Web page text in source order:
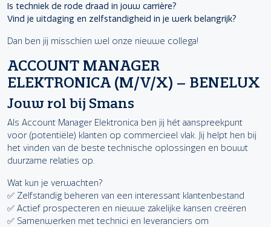
Is techniek de rode draad in jouw carrière?
Vind je uitdaging en zelfstandigheid in je werk belangrijk?
Dan ben jij misschien wel onze nieuwe collega!
ACCOUNT MANAGER
ELEKTRONICA (M/V/X) – BENELUX
Jouw rol bij Smans
Als Account Manager Elektronica ben jij hét aanspreekpunt
voor (potentiële) klanten op commercieel vlak. Jij helpt hen bij
het vinden van de beste technische oplossingen en bouwt
duurzame relaties op.
Wat kun je verwachten?
✅ Zelfstandig beheren van een interessant klantenbestand
✅ Actief prospecteren en nieuwe zakelijke kansen creëren
✅ Samenwerken met technici en leveranciers om